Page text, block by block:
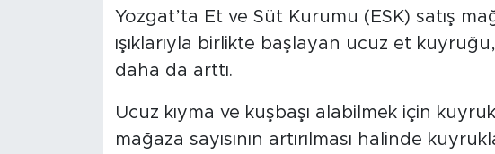
Yozgat’ta Et ve Süt Kurumu (ESK) satış
ışıklarıyla birlikte başlayan ucuz et
daha da arttı.
Ucuz kıyma ve kuşbaşı alabilmek için
mağaza sayısının artırılması halinde
TARİHTEN GÜNÜMÜZE